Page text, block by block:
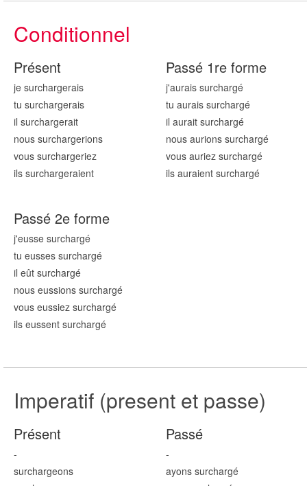
Conditionnel
Présent
je surchargerais
tu surchargerais
il surchargerait
nous surchargerions
vous surchargeriez
ils surchargeraient
Passé 1re forme
j'aurais surchargé
tu aurais surchargé
il aurait surchargé
nous aurions surchargé
vous auriez surchargé
ils auraient surchargé
Passé 2e forme
j'eusse surchargé
tu eusses surchargé
il eût surchargé
nous eussions surchargé
vous eussiez surchargé
ils eussent surchargé
Imperatif (present et passe)
Présent
-
surchargeons
Passé
-
ayons surchargé